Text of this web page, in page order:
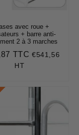
avec roue +
+ barre anti-
2 à 3 marches
TTC €649,87
€541,56
HT